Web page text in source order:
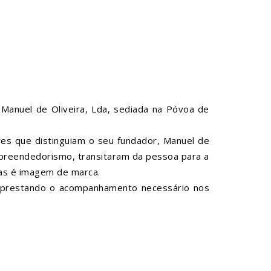
de Oliveira, Lda, sediada na Póvoa de
que distinguiam o seu fundador, Manuel de
transitaram da pessoa para a
é imagem de marca.
o acompanhamento necessário nos